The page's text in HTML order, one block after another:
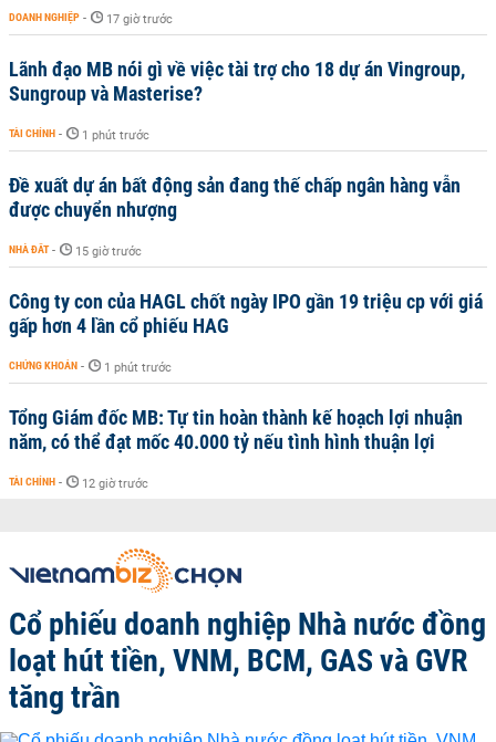
DOANH NGHIỆP - 17 giờ trước
Lãnh đạo MB nói gì về việc tài trợ cho 18 dự án Vingroup,
Sungroup và Masterise?
TÀI CHÍNH - 1 phút trước
Đề xuất dự án bất động sản đang thế chấp ngân hàng vẫn
được chuyển nhượng
NHÀ ĐẤT - 15 giờ trước
Công ty con của HAGL chốt ngày IPO gần 19 triệu cp với giá
gấp hơn 4 lần cổ phiếu HAG
CHỨNG KHOÁN - 1 phút trước
Tổng Giám đốc MB: Tự tin hoàn thành kế hoạch lợi nhuận
năm, có thể đạt mốc 40.000 tỷ nếu tình hình thuận lợi
TÀI CHÍNH - 12 giờ trước
Cổ phiếu doanh nghiệp Nhà nước đồng
loạt hút tiền, VNM, BCM, GAS và GVR
tăng trần